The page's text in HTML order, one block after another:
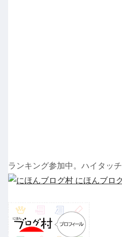
ランキング参加中。ハイタッ